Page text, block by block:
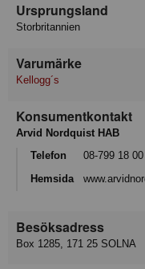
Ursprungsland
Storbritannien
Varumärke
Kellogg´s
Konsumentkontakt
Arvid Nordquist HAB
Telefon
08-799 18 00
Hemsida
Besöksadress
Box 1285, 171 25 SOLNA